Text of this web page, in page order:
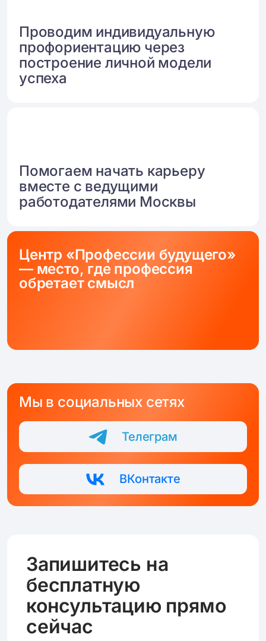
Проводим индивидуальную
профориентацию через
построение личной модели
успеха
Помогаем начать карьеру
вместе с ведущими
работодателями Москвы
Центр «Профессии будущего»
— место, где профессия
обретает смысл
Мы в социальных сетях
Телеграм
ВКонтакте
Запишитесь на
бесплатную
консультацию прямо
сейчас